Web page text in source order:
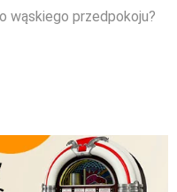
wąskiego przedpokoju?